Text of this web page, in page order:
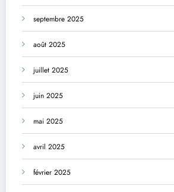
septembre 2025
août 2025
juillet 2025
juin 2025
mai 2025
avril 2025
février 2025